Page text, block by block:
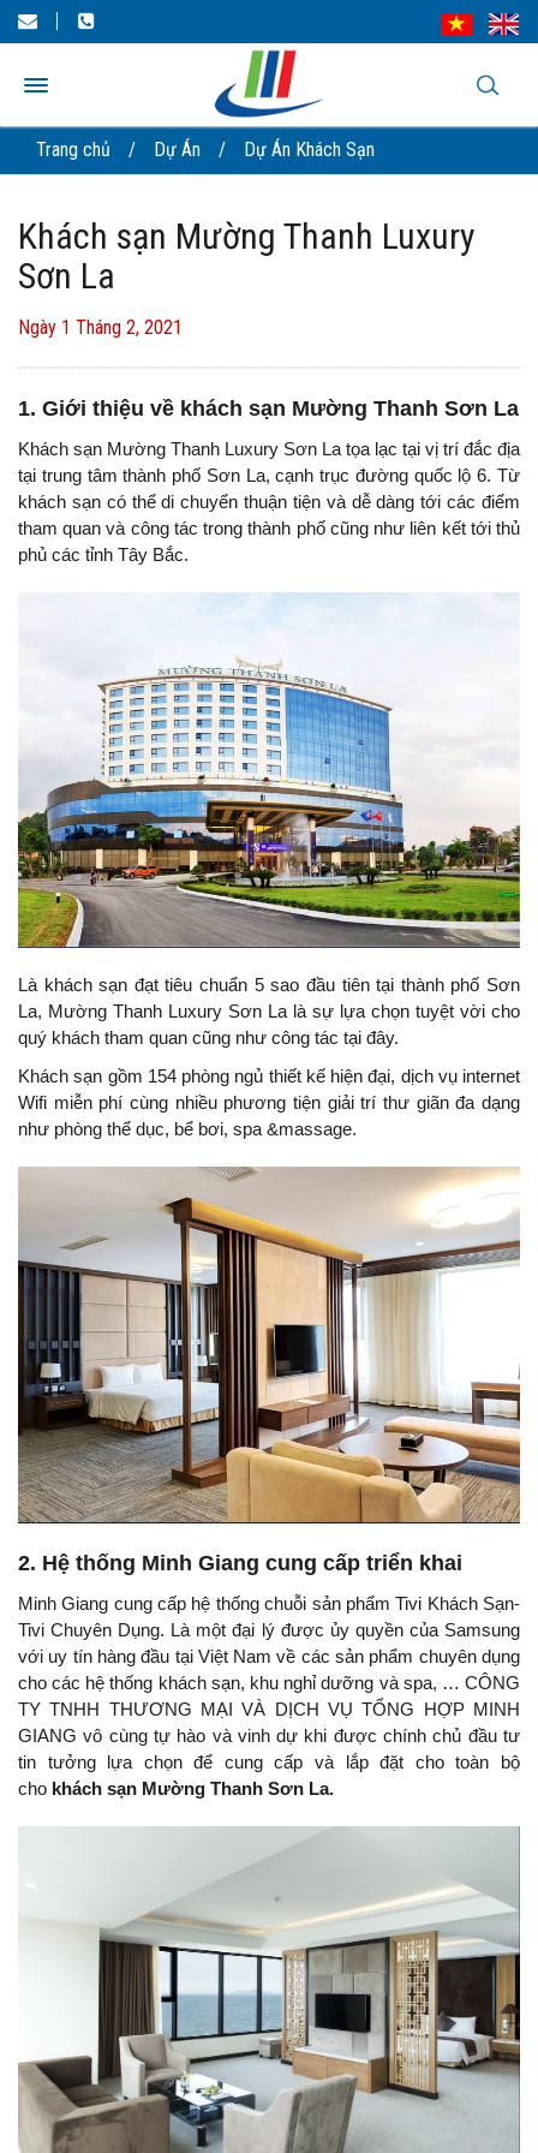
Trang chủ / Dự Án / Dự Án Khách Sạn
Khách sạn Mường Thanh Luxury
Sơn La
Ngày 1 Tháng 2, 2021
1. Giới thiệu về khách sạn Mường Thanh Sơn La
Khách sạn Mường Thanh Luxury Sơn La tọa lạc tại vị trí đắc địa
tại trung tâm thành phố Sơn La, cạnh trục đường quốc lộ 6. Từ
khách sạn có thể di chuyển thuận tiện và dễ dàng tới các điểm
tham quan và công tác trong thành phố cũng như liên kết tới thủ
phủ các tỉnh Tây Bắc.
Là khách sạn đạt tiêu chuẩn 5 sao đầu tiên tại thành phố Sơn
La, Mường Thanh Luxury Sơn La là sự lựa chọn tuyệt vời cho
quý khách tham quan cũng như công tác tại đây.
Khách sạn gồm 154 phòng ngủ thiết kế hiện đại, dịch vụ internet
Wifi miễn phí cùng nhiều phương tiện giải trí thư giãn đa dạng
như phòng thể dục, bể bơi, spa &massage.
2. Hệ thống Minh Giang cung cấp triển khai
Minh Giang cung cấp hệ thống chuỗi sản phẩm Tivi Khách Sạn-
Tivi Chuyên Dụng. Là một đại lý được ủy quyền của Samsung
với uy tín hàng đầu tại Việt Nam về các sản phẩm chuyên dụng
cho các hệ thống khách sạn, khu nghỉ dưỡng và spa, … CÔNG
TY TNHH THƯƠNG MẠI VÀ DỊCH VỤ TỔNG HỢP MINH
GIANG vô cùng tự hào và vinh dự khi được chính chủ đầu tư
tin tưởng lựa chọn để cung cấp và lắp đặt cho toàn bộ
cho khách sạn Mường Thanh Sơn La.